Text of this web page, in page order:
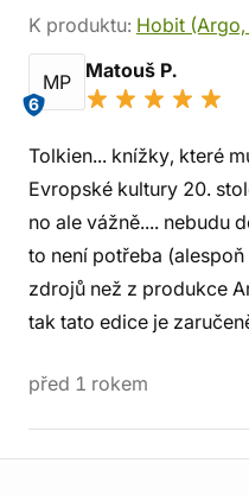
K produktu: Hobit
MP
6
Matouš P.
Tolkien... knížky, které
Evropské kultury 20.
no ale vážně.... nebudu
to není potřeba
zdrojů než z produkce
tak tato edice je
před 1 rokem